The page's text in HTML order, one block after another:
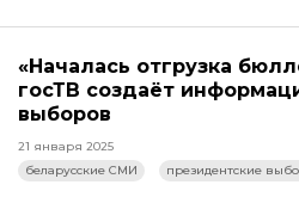
«Началась отгрузка
госТВ создаёт
выборов
21 января 2025
беларусские СМИ
президентские